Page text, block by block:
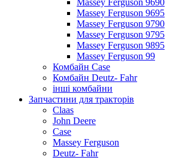
Massey Ferguson 9690
Massey Ferguson 9695
Massey Ferguson 9790
Massey Ferguson 9795
Massey Ferguson 9895
Massey Ferguson 99
Комбайн Case
Комбайн Deutz- Fahr
інші комбайни
Запчастини для тракторів
Claas
John Deere
Case
Massey Ferguson
Deutz- Fahr